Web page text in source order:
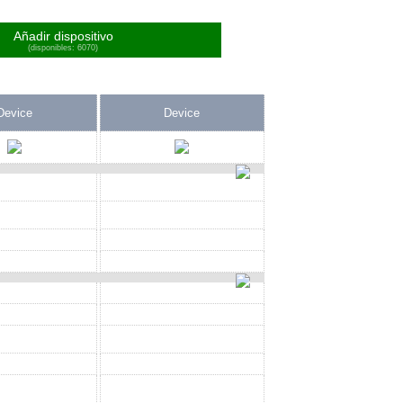
Añadir dispositivo
(disponibles: 6070)
Device